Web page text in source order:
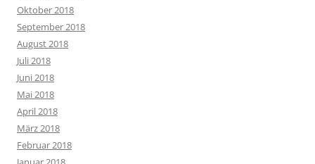
Oktober 2018
September 2018
August 2018
Juli 2018
Juni 2018
Mai 2018
April 2018
März 2018
Februar 2018